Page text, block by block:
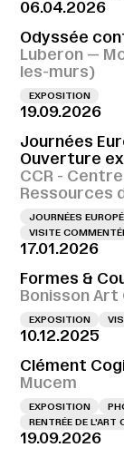
06.04.2026
Odyssée
Luberon —
les-murs)
EXPOSITION
19.09.2026
Journées
Ouverture
CCR -
Ressources
JOURNÉES
VISITE
17.01.2026
Formes &
Bonisson
EXPOSITION
10.12.2025
Clément
Mucem
EXPOSITION
RENTRÉE DE L'ART
19.09.2026